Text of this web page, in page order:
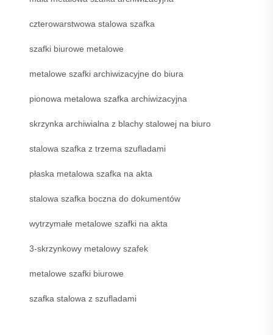
czterowarstwowa stalowa szafka
szafki biurowe metalowe
metalowe szafki archiwizacyjne do biura
pionowa metalowa szafka archiwizacyjna
skrzynka archiwialna z blachy stalowej na biuro
stalowa szafka z trzema szufladami
płaska metalowa szafka na akta
stalowa szafka boczna do dokumentów
wytrzymałe metalowe szafki na akta
3-skrzynkowy metalowy szafek
metalowe szafki biurowe
szafka stalowa z szufladami